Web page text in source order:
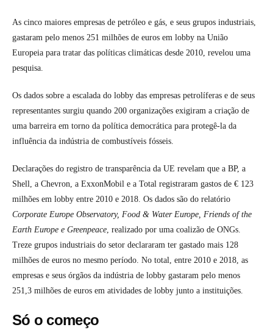
As cinco maiores empresas de petróleo e gás, e seus grupos industriais,
gastaram pelo menos 251 milhões de euros em lobby na União
Europeia para tratar das políticas climáticas desde 2010, revelou uma
pesquisa.
Os dados sobre a escalada do lobby das empresas petrolíferas e de seus
representantes surgiu quando 200 organizações exigiram a criação de
uma barreira em torno da política democrática para protegê-la da
influência da indústria de combustíveis fósseis.
Declarações do registro de transparência da UE revelam que a BP, a
Shell, a Chevron, a ExxonMobil e a Total registraram gastos de € 123
milhões em lobby entre 2010 e 2018. Os dados são do relatório
Corporate Europe Observatory, Food & Water Europe, Friends of the
Earth Europe e Greenpeace , realizado por uma coalizão de ONGs.
Treze grupos industriais do setor declararam ter gastado mais 128
milhões de euros no mesmo período. No total, entre 2010 e 2018, as
empresas e seus órgãos da indústria de lobby gastaram pelo menos
251,3 milhões de euros em atividades de lobby junto a instituições.
Só o começo